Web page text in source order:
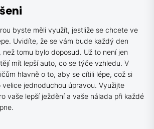
byste měli využít, jestliže se chcete ve
Uvidíte, že se vám bude každý den
tomu bylo doposud. Už to není jen
mít lepší auto, co se týče vzhledu. V
hlavně o to, aby se cítili lépe, což si
jednoduchou úpravou. Využijte
vaše lepší ježdění a vaše nálada při každé